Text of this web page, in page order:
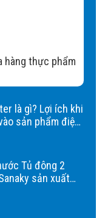
hàng thực phẩm
là gì? Lợi ích khi
sản phẩm điện
Tủ đông 2
sản xuất